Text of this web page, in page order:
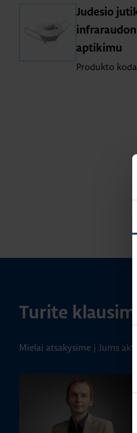
Judesio
aptikimu
Produkto
Turite
Mielai atsakysime į Jums